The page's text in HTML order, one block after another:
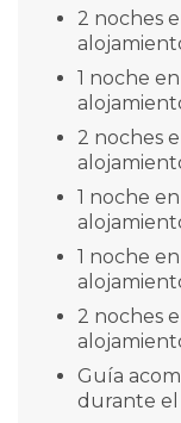
2 noches
1 noche
2 noches
1 noche
1 noche
2 noches
Guía
durante el